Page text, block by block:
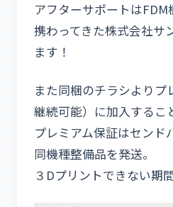
アフターサポートは
携わってきた株式会社サ
ます！
また同梱のチラシより
継続可能）に加入するこ
プレミアム保証はセンド
同機種整備品を発送。
３Dプリントできない期